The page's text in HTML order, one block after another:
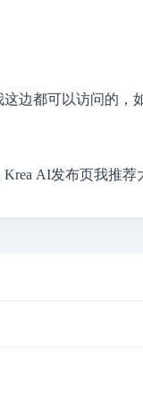
这边都可以访问的，
Krea AI发布页我推荐